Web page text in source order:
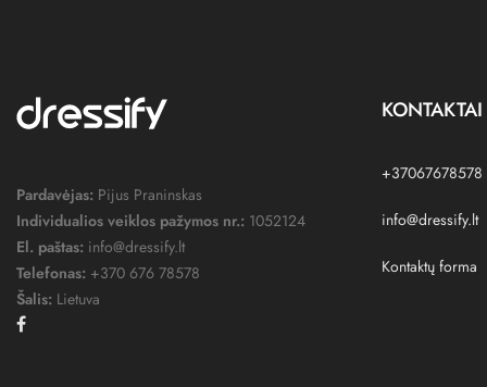
Pardavėjas: Pijus Praninskas
Individualios veiklos pažymos nr.: 1052124
El. paštas: info@dressify.lt
Telefonas: +370 676 78578
Šalis: Lietuva
KONTAKTAI
+37067678578
info@dressify.lt
Kontaktų forma